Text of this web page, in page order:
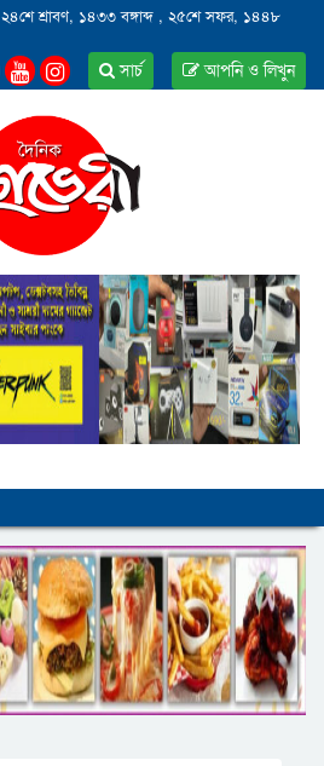
২৪শে শ্রাবণ, ১৪৩৩ বঙ্গাব্দ , ২৫শে সফর, ১৪৪৮
আপনি ও লিখুন
সার্চ